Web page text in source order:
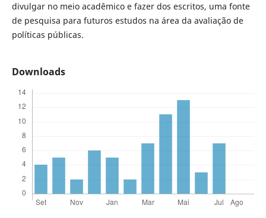
divulgar no meio acadêmico e fazer dos escritos, uma fonte
de pesquisa para futuros estudos na área da avaliação de
políticas públicas.
Downloads